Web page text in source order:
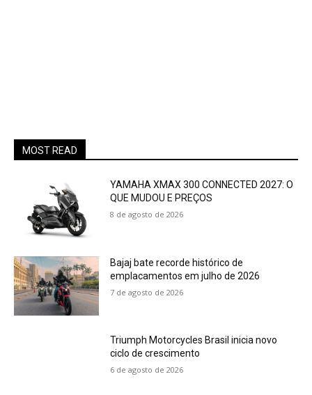
MOST READ
YAMAHA XMAX 300 CONNECTED 2027: O
QUE MUDOU E PREÇOS
8 de agosto de 2026
Bajaj bate recorde histórico de
emplacamentos em julho de 2026
7 de agosto de 2026
Triumph Motorcycles Brasil inicia novo
ciclo de crescimento
6 de agosto de 2026